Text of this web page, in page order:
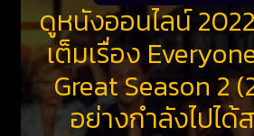
ดูหนังออนไลน์
เต็มเรื่อง
Great Season 2
อย่างกำลังไปได้